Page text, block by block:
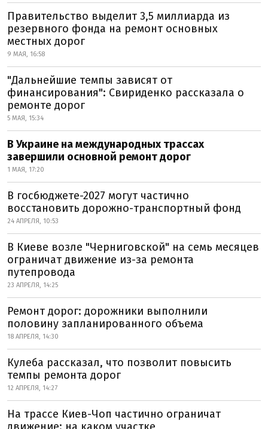
Правительство выделит 3,5 миллиарда из
резервного фонда на ремонт основных
местных дорог
9 МАЯ, 16:58
"Дальнейшие темпы зависят от
финансирования": Свириденко рассказала о
ремонте дорог
5 МАЯ, 15:34
В Украине на международных трассах
завершили основной ремонт дорог
1 МАЯ, 17:20
В госбюджете-2027 могут частично
восстановить дорожно-транспортный фонд
24 АПРЕЛЯ, 10:53
В Киеве возле "Черниговской" на семь месяцев
ограничат движение из-за ремонта
путепровода
23 АПРЕЛЯ, 14:25
Ремонт дорог: дорожники выполнили
половину запланированного объема
18 АПРЕЛЯ, 14:30
Кулеба рассказал, что позволит повысить
темпы ремонта дорог
12 АПРЕЛЯ, 14:27
На трассе Киев-Чоп частично ограничат